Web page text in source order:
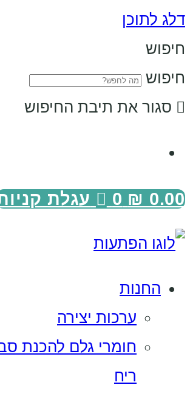
דלג לתוכן
חיפוש
חיפוש
סגור את תיבת החיפוש
₪ 0.00
0 עגלת
החנות
ערכות יצירה
חומרי גלם להכנת
ריח